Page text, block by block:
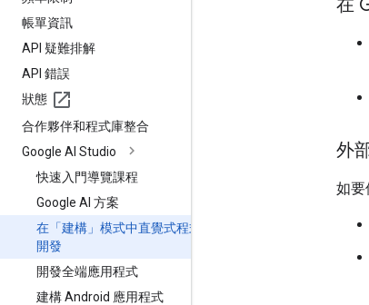
帳單資訊
API 疑難排解
API 錯誤
狀態
合作夥伴和程式庫整合
Google AI Studio
快速入門導覽課程
Google AI 方案
在「建構」模式中直覺式程式
開發
開發全端應用程式
建構 Android 應用程式
在
外
如要